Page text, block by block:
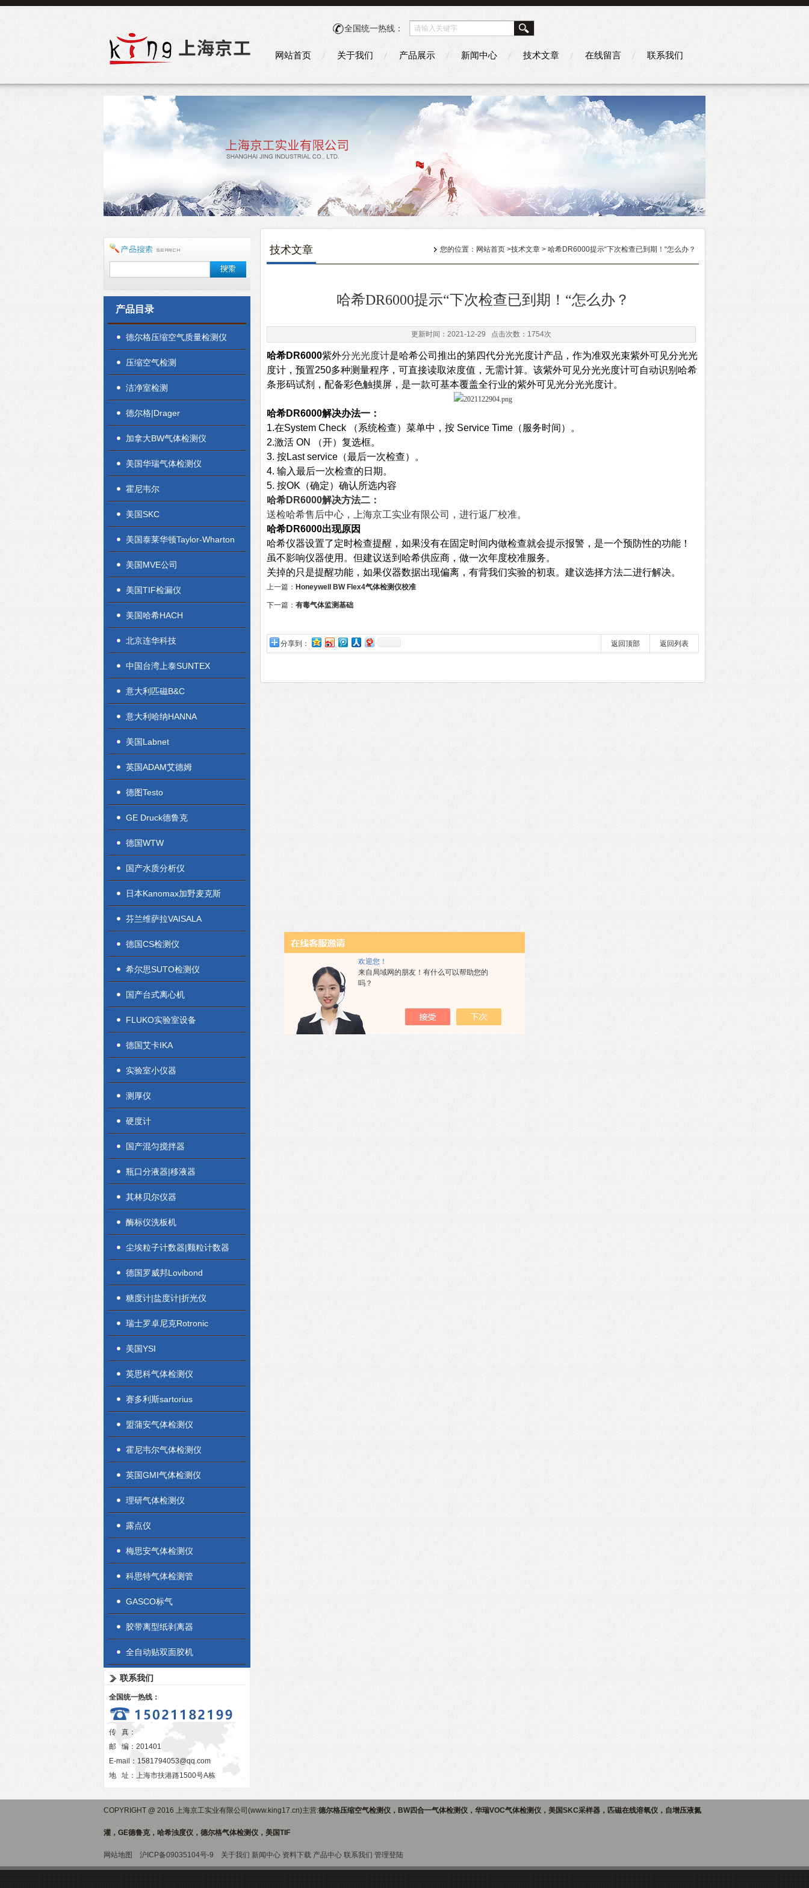
欢迎您！
来自局域网的朋友！有什么可以帮助您的
吗？
全国统一热线：
网站首页 关于我们 产品展示 新闻中心 技术文章 在线留言 联系我们
产品目录
德尔格压缩空气质量检测仪
压缩空气检测
洁净室检测
德尔格|Drager
加拿大BW气体检测仪
美国华瑞气体检测仪
霍尼韦尔
美国SKC
美国泰莱华顿Taylor-Wharton
美国MVE公司
美国TIF检漏仪
美国哈希HACH
北京连华科技
中国台湾上泰SUNTEX
意大利匹磁B&C
意大利哈纳HANNA
美国Labnet
英国ADAM艾德姆
德图Testo
GE Druck德鲁克
德国WTW
国产水质分析仪
日本Kanomax加野麦克斯
芬兰维萨拉VAISALA
德国CS检测仪
希尔思SUTO检测仪
国产台式离心机
FLUKO实验室设备
德国艾卡IKA
实验室小仪器
测厚仪
硬度计
国产混匀搅拌器
瓶口分液器|移液器
其林贝尔仪器
酶标仪洗板机
尘埃粒子计数器|颗粒计数器
德国罗威邦Lovibond
糖度计|盐度计|折光仪
瑞士罗卓尼克Rotronic
美国YSI
英思科气体检测仪
赛多利斯sartorius
盟蒲安气体检测仪
霍尼韦尔气体检测仪
英国GMI气体检测仪
理研气体检测仪
露点仪
梅思安气体检测仪
科思特气体检测管
GASCO标气
胶带离型纸剥离器
全自动贴双面胶机
联系我们
全国统一热线：
传 真：
邮 编：201401
E-mail： 1581794053@qq.com
地 址：上海市扶港路1500号A栋
技术文章 您的位置： 网站首页 >技术文章 > 哈希DR6000提示“下次检查已到期！“怎么办？
哈希DR6000提示“下次检查已到期！“怎么办？
更新时间：2021-12-29 点击次数：1754次
哈希DR6000紫外分光光度计是哈希公司推出的第四代分光光度计产品，作为准双光束紫外可见分光光
度计，预置250多种测量程序，可直接读取浓度值，无需计算。该紫外可见分光光度计可自动识别哈希
条形码试剂，配备彩色触摸屏，是一款可基本覆盖全行业的紫外可见光分光光度计。
哈希DR6000解决办法一：
1.在System Check （系统检查）菜单中，按 Service Time（服务时间）。
2.激活 ON （开）复选框。
3. 按Last service（最后一次检查）。
4. 输入最后一次检查的日期。
5. 按OK（确定）确认所选内容
哈希DR6000解决方法二：
送检哈希售后中心，上海京工实业有限公司，进行返厂校准。
哈希DR6000出现原因
哈希仪器设置了定时检查提醒，如果没有在固定时间内做检查就会提示报警，是一个预防性的功能！
虽不影响仪器使用。但建议送到哈希供应商，做一次年度校准服务。
关掉的只是提醒功能，如果仪器数据出现偏离，有背我们实验的初衷。建议选择方法二进行解决。
上一篇： Honeywell BW Flex4气体检测仪校准
下一篇： 有毒气体监测基础
分享到： 返回列表
返回顶部
COPYRIGHT @ 2016 上海京工实业有限公司(www.king17.cn)主营:德尔格压缩空气检测仪，BW四合一气体检测仪，华瑞VOC气体检测仪，美国SKC采样器，匹磁在线溶氧仪，自增压液氮
灌，GE德鲁克，哈希浊度仪，德尔格气体检测仪，美国TIF
网站地图 沪ICP备09035104号-9 关于我们 新闻中心 资料下载 产品中心 联系我们 管理登陆